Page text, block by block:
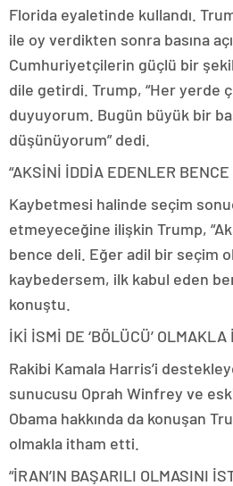
Florida eyaletinde kullandı.
ile oy verdikten sonra basına
Cumhuriyetçilerin güçlü bir
dile getirdi. Trump, “Her yerde
duyuyorum. Bugün büyük bir
düşünüyorum” dedi.
“AKSİNİ İDDİA EDENLER BENCE
Kaybetmesi halinde seçim
etmeyeceğine ilişkin Trump,
bence deli. Eğer adil bir seçim
kaybedersem, ilk kabul eden
konuştu.
İKİ İSMİ DE ‘BÖLÜCÜ’
Rakibi Kamala Harris’i
sunucusu Oprah Winfrey ve
Obama hakkında da konuşan
olmakla itham etti.
“İRAN’IN BAŞARILI OLMASINI